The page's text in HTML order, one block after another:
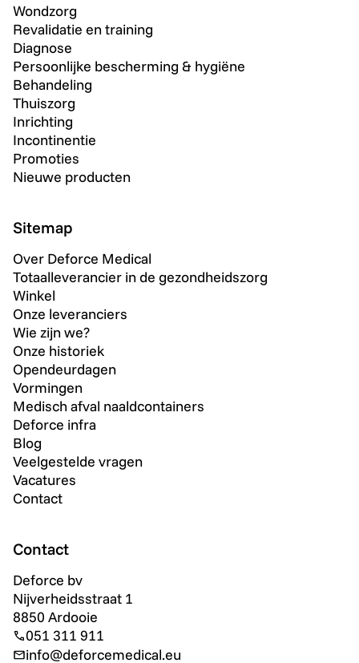
Wondzorg
Revalidatie en training
Diagnose
Persoonlijke bescherming & hygiëne
Behandeling
Thuiszorg
Inrichting
Incontinentie
Promoties
Nieuwe producten
Sitemap
Over Deforce Medical
Totaalleverancier in de gezondheidszorg
Winkel
Onze leveranciers
Wie zijn we?
Onze historiek
Opendeurdagen
Vormingen
Medisch afval naaldcontainers
Deforce infra
Blog
Veelgestelde vragen
Vacatures
Contact
Contact
Deforce bv
Nijverheidsstraat 1
8850 Ardooie
051 311 911
info@deforcemedical.eu